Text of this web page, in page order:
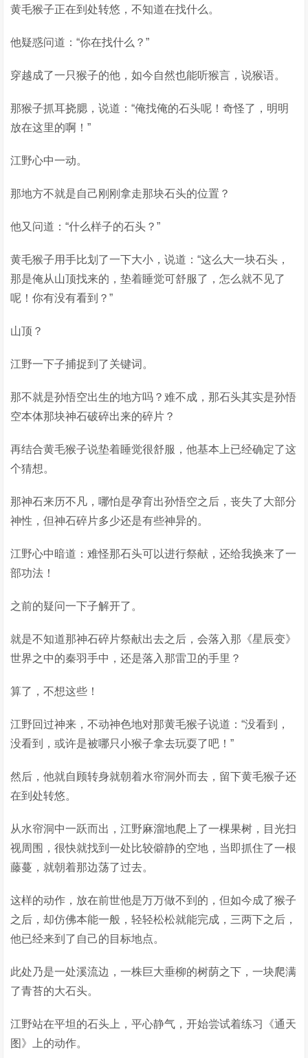
黄毛猴子正在到处转悠，不知道在找什么。
他疑惑问道：“你在找什么？”
穿越成了一只猴子的他，如今自然也能听猴言，说猴语。
那猴子抓耳挠腮，说道：“俺找俺的石头呢！奇怪了，明明
放在这里的啊！”
江野心中一动。
那地方不就是自己刚刚拿走那块石头的位置？
他又问道：“什么样子的石头？”
黄毛猴子用手比划了一下大小，说道：“这么大一块石头，
那是俺从山顶找来的，垫着睡觉可舒服了，怎么就不见了
呢！你有没有看到？”
山顶？
江野一下子捕捉到了关键词。
那不就是孙悟空出生的地方吗？难不成，那石头其实是孙悟
空本体那块神石破碎出来的碎片？
再结合黄毛猴子说垫着睡觉很舒服，他基本上已经确定了这
个猜想。
那神石来历不凡，哪怕是孕育出孙悟空之后，丧失了大部分
神性，但神石碎片多少还是有些神异的。
江野心中暗道：难怪那石头可以进行祭献，还给我换来了一
部功法！
之前的疑问一下子解开了。
就是不知道那神石碎片祭献出去之后，会落入那《星辰变》
世界之中的秦羽手中，还是落入那雷卫的手里？
算了，不想这些！
江野回过神来，不动神色地对那黄毛猴子说道：“没看到，
没看到，或许是被哪只小猴子拿去玩耍了吧！”
然后，他就自顾转身就朝着水帘洞外而去，留下黄毛猴子还
在到处转悠。
从水帘洞中一跃而出，江野麻溜地爬上了一棵果树，目光扫
视周围，很快就找到一处比较僻静的空地，当即抓住了一根
藤蔓，就朝着那边荡了过去。
这样的动作，放在前世他是万万做不到的，但如今成了猴子
之后，却仿佛本能一般，轻轻松松就能完成，三两下之后，
他已经来到了自己的目标地点。
此处乃是一处溪流边，一株巨大垂柳的树荫之下，一块爬满
了青苔的大石头。
江野站在平坦的石头上，平心静气，开始尝试着练习《通天
图》上的动作。